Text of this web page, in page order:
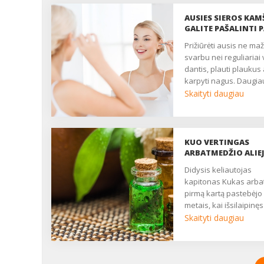
AUSIES SIEROS
GALITE PAŠALINTI
Prižiūrėti ausis ne mažiau
svarbu nei reguliariai
dantis, plauti plaukus
karpyti nagus.
ausų priežiūros
siera. Šių išskyrų
individualus:
niekada nesikaupia,
tarpu kitų ausyse
susidaro kas du trys
mėnesiai.
jog ausies siera tik
ausų landas (nuo
Skaityti daugiau
KUO VERTINGAS
ARBATMEDŽIO
Didysis keliautojas
kapitonas Kukas
pirmą kartą pastebėjo
metais, kai išsilaipinęs
Botaniko paplūdimyje
Skaityti daugiau